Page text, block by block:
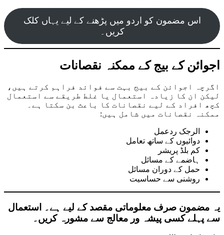
اس مضمون کو اردو میں پڑھنے کے لیے یہاں کلک
کریں۔
اجوائن کے بیج کے ممکنہ نقصانات
اگرچہ اجوائن کے بیج بہت سے فوائد فراہم کرتے ہیں،
لیکن ان کا زیادہ استعمال یا غلط طریقے سے استعمال
کچھ افراد کے لیے نقصانات کا باعث بن سکتا ہے۔
ممکنہ نقصانات میں شامل ہیں:
الرجک ردعمل
دوائیوں کے ساتھ تعامل
کم بلڈ پریشر
ہاضمے کے مسائل
حمل کے دوران مسائل
روشنی سے حساسیت
یہ مضمون صرف معلوماتی مقصد کے لیے ہے۔ استعمال
سے پہلے کسی پیشہ ور معالج سے مشورہ کریں۔